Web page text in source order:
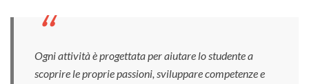
Ogni attività è progettata per aiutare lo studente a
scoprire le proprie passioni, sviluppare competenze e